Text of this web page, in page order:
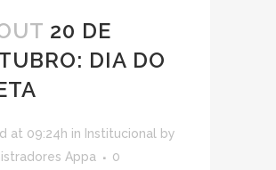
20 DE
DIA DO
at 09:24h in Institucional by
Appa
0